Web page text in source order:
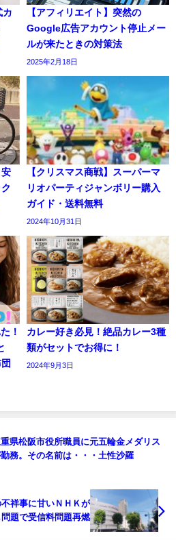
カ
【アフィリエイト】突然の
Google広告アカウント停止メー
ルが来たときの対策法
2025年2月18日
安
【クリスマス商戦】スーパーマ
リオパーティジャンボリー購入
ガイド・送料無料
2024年10月31日
！
カレー好き必見！絶品カレー3種
類がセットでお得に！
2024年9月3日
重県松阪市役所職員に元五輪金メダリス
勤務。その名前は・・・土性沙羅
不祥事に甘いＮＨＫが
問題で受信料問題再燃